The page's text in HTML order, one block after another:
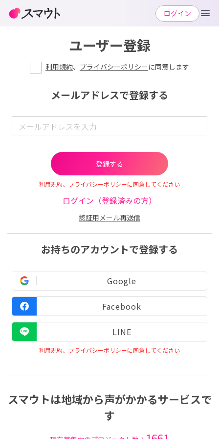
ユーザー登録
利用規約、 プライバシーポリシーに同意します
メールアドレスで登録する
利用規約、プライバシーポリシーに同意してください
ログイン（登録済みの方）
認証用メール再送信
お持ちのアカウントで登録する
Google
Facebook
LINE
利用規約、プライバシーポリシーに同意してください
スマウトは地域から声がかかるサービスで
す
ログイン